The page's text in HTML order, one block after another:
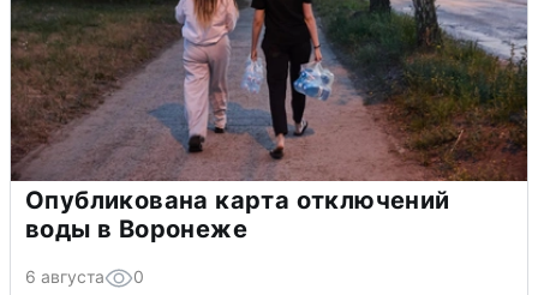
Опубликована карта отключений
воды в Воронеже
6 августа 0